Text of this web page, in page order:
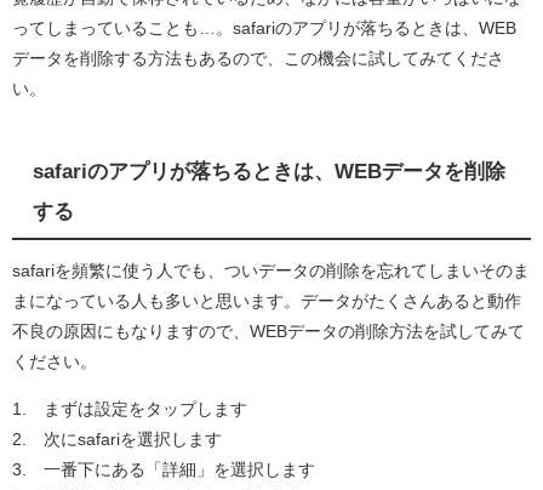
ってしまっていることも…。safariのアプリが落ちるときは、WEB
データを削除する方法もあるので、この機会に試してみてくださ
い。
safariのアプリが落ちるときは、WEBデータを削除
する
safariを頻繁に使う人でも、ついデータの削除を忘れてしまいそのま
まになっている人も多いと思います。データがたくさんあると動作
不良の原因にもなりますので、WEBデータの削除方法を試してみて
ください。
1. まずは設定をタップします
2. 次にsafariを選択します
3. 一番下にある「詳細」を選択します